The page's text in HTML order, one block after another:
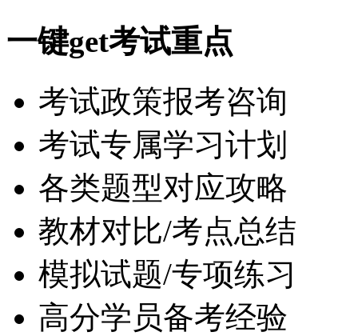
一键get考试重点
考试政策报考咨询
考试专属学习计划
各类题型对应攻略
教材对比/考点总结
模拟试题/专项练习
高分学员备考经验